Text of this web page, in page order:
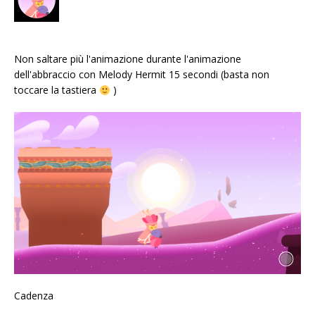
Non saltare più l'animazione durante l'animazione
dell'abbraccio con Melody Hermit 15 secondi (basta non
toccare la tastiera
)
Cadenza